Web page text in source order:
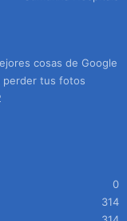
cosas de Google
perder tus fotos
0
314